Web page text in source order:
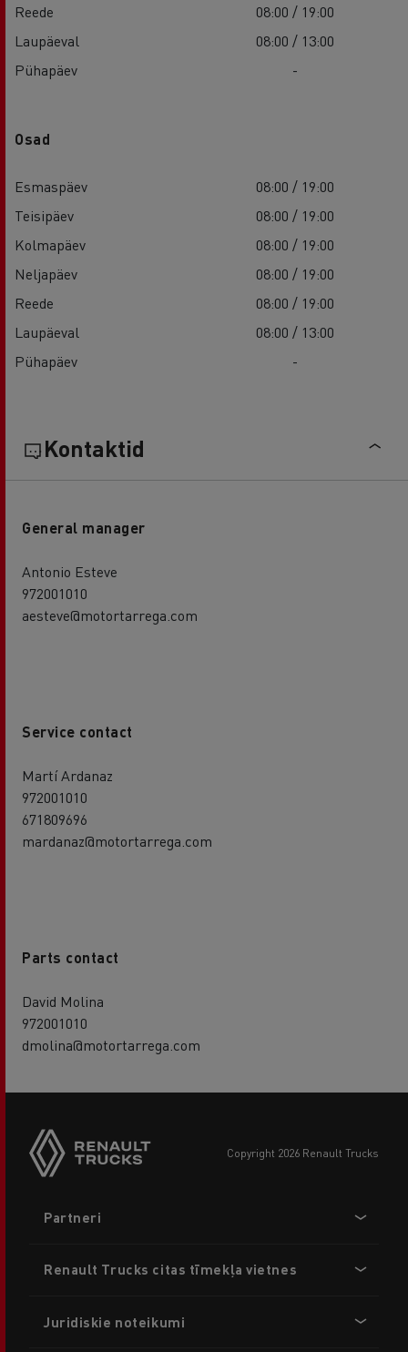
Reede
08:00 / 19:00
Laupäeval
08:00 / 13:00
Pühapäev
-
Osad
Esmaspäev
08:00 / 19:00
Teisipäev
08:00 / 19:00
Kolmapäev
08:00 / 19:00
Neljapäev
08:00 / 19:00
Reede
08:00 / 19:00
Laupäeval
08:00 / 13:00
Pühapäev
-
Kontaktid
General manager
Antonio Esteve
972001010
aesteve@motortarrega.com
Service contact
Martí Ardanaz
972001010
671809696
mardanaz@motortarrega.com
Parts contact
David Molina
972001010
dmolina@motortarrega.com
copyright 2026 Renault Trucks
menu
Partneri
Renault Trucks citas tīmekļa vietnes
Juridiskie noteikumi